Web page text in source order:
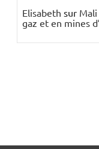
Elisabeth sur
gaz et en mines